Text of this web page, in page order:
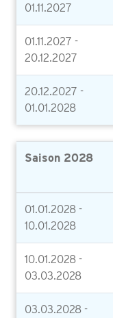
01.11.2027
01.11.2027 -
20.12.2027
20.12.2027 -
01.01.2028
Saison 2028
01.01.2028 -
10.01.2028
10.01.2028 -
03.03.2028
03.03.2028 -